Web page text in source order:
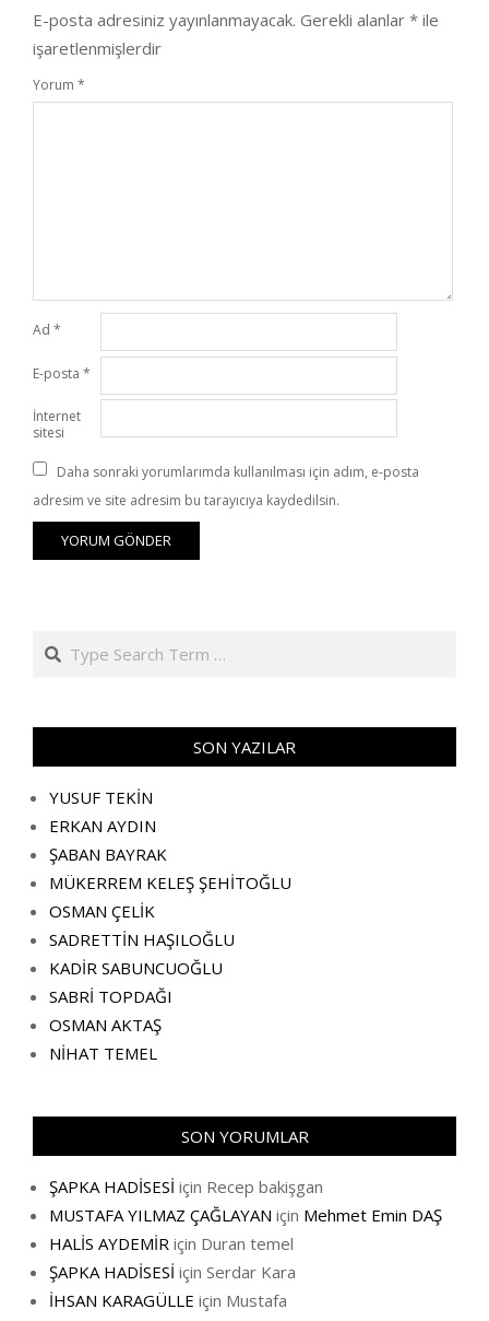
E-posta adresiniz yayınlanmayacak. Gerekli alanlar * ile
işaretlenmişlerdir
Yorum *
Ad *
E-posta *
İnternet
sitesi
Daha sonraki yorumlarımda kullanılması için adım, e-posta
adresim ve site adresim bu tarayıcıya kaydedilsin.
Search
SON YAZILAR
YUSUF TEKİN
ERKAN AYDIN
ŞABAN BAYRAK
MÜKERREM KELEŞ ŞEHİTOĞLU
OSMAN ÇELİK
SADRETTİN HAŞILOĞLU
KADİR SABUNCUOĞLU
SABRİ TOPDAĞI
OSMAN AKTAŞ
NİHAT TEMEL
SON YORUMLAR
ŞAPKA HADİSESİ için Recep bakişgan
MUSTAFA YILMAZ ÇAĞLAYAN için Mehmet Emin DAŞ
HALİS AYDEMİR için Duran temel
ŞAPKA HADİSESİ için Serdar Kara
İHSAN KARAGÜLLE için Mustafa